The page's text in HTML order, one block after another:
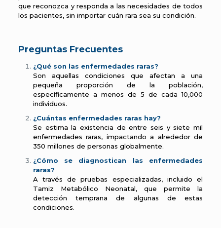
que reconozca y responda a las necesidades de todos
los pacientes, sin importar cuán rara sea su condición.
Preguntas Frecuentes
¿Qué son las enfermedades raras?
Son aquellas condiciones que afectan a una
pequeña proporción de la población,
específicamente a menos de 5 de cada 10,000
individuos.
¿Cuántas enfermedades raras hay?
Se estima la existencia de entre seis y siete mil
enfermedades raras, impactando a alrededor de
350 millones de personas globalmente.
¿Cómo se diagnostican las enfermedades
raras?
A través de pruebas especializadas, incluido el
Tamiz Metabólico Neonatal, que permite la
detección temprana de algunas de estas
condiciones.